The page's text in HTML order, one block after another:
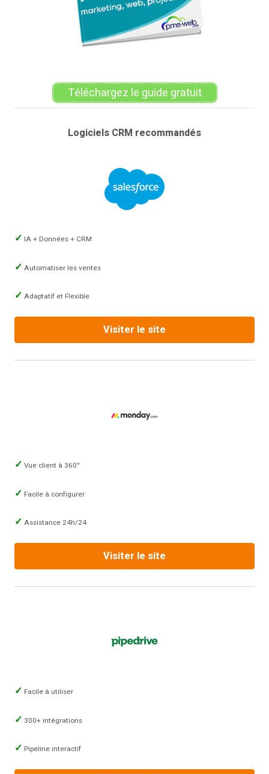
Téléchargez le guide gratuit
Logiciels CRM recommandés
IA + Données + CRM
Automatiser les ventes
Adaptatif et Flexible
Visiter le site
Vue client à 360°
Facile à configurer
Assistance 24h/24
Visiter le site
Facile à utiliser
300+ intégrations
Pipeline interactif